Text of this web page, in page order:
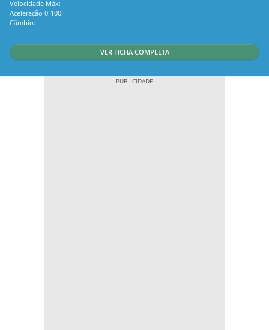
Velocidade Máx:
Aceleração 0-100:
Câmbio:
VER FICHA COMPLETA